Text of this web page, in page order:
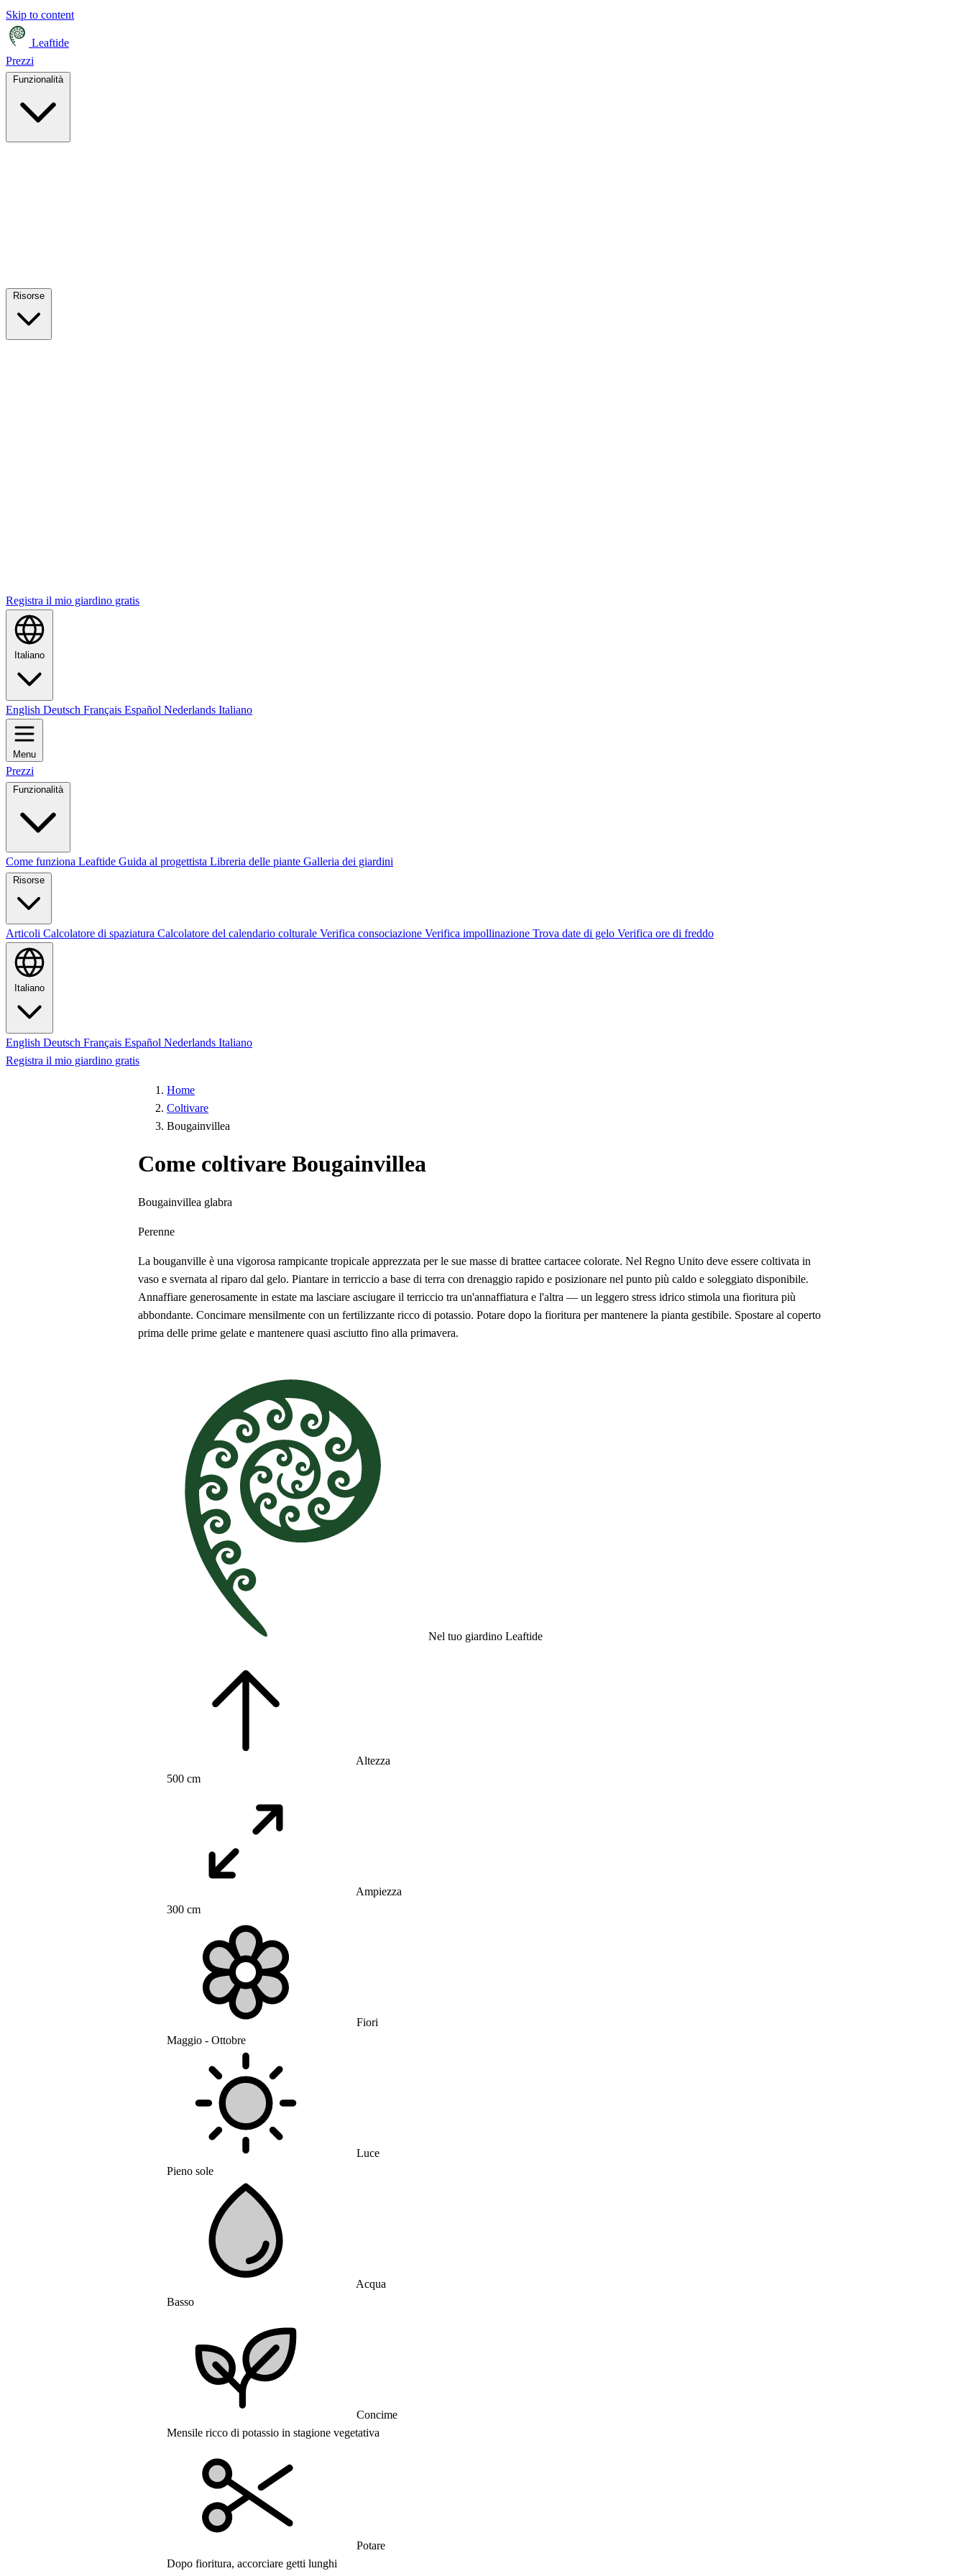
Skip to content
Leaftide
Prezzi
Funzionalità
Registra il mio giardino gratis
Italiano
English Deutsch Français Español Nederlands Italiano
Menu
Prezzi
Funzionalità
Come funziona Leaftide Guida al progettista Libreria delle piante Galleria dei giardini
Risorse
Articoli Calcolatore di spaziatura Calcolatore del calendario colturale Verifica consociazione Verifica impollinazione Trova date di gelo Verifica ore di freddo
Italiano
English Deutsch Français Español Nederlands Italiano
Registra il mio giardino gratis
Home
Coltivare
Bougainvillea
Come coltivare Bougainvillea
Bougainvillea glabra
Perenne
La bouganville è una vigorosa rampicante tropicale apprezzata per le sue masse di brattee cartacee colorate. Nel Regno Unito deve essere coltivata in
vaso e svernata al riparo dal gelo. Piantare in terriccio a base di terra con drenaggio rapido e posizionare nel punto più caldo e soleggiato disponibile.
Annaffiare generosamente in estate ma lasciare asciugare il terriccio tra un'annaffiatura e l'altra — un leggero stress idrico stimola una fioritura più
abbondante. Concimare mensilmente con un fertilizzante ricco di potassio. Potare dopo la fioritura per mantenere la pianta gestibile. Spostare al coperto
prima delle prime gelate e mantenere quasi asciutto fino alla primavera.
Nel tuo giardino Leaftide
Altezza
500 cm
Ampiezza
300 cm
Fiori
Maggio - Ottobre
Luce
Pieno sole
Acqua
Basso
Concime
Mensile ricco di potassio in stagione vegetativa
Potare
Dopo fioritura, accorciare getti lunghi